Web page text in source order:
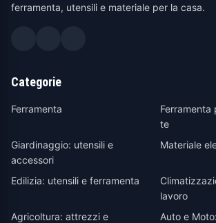
ferramenta, utensili e materiale per la casa.
Categorie
Ferramenta
te
Giardinaggio: utensili e
accessori
Materiale
Edilizia: utensili e ferramenta
lavoro
Agricoltura: attrezzi e
Auto e